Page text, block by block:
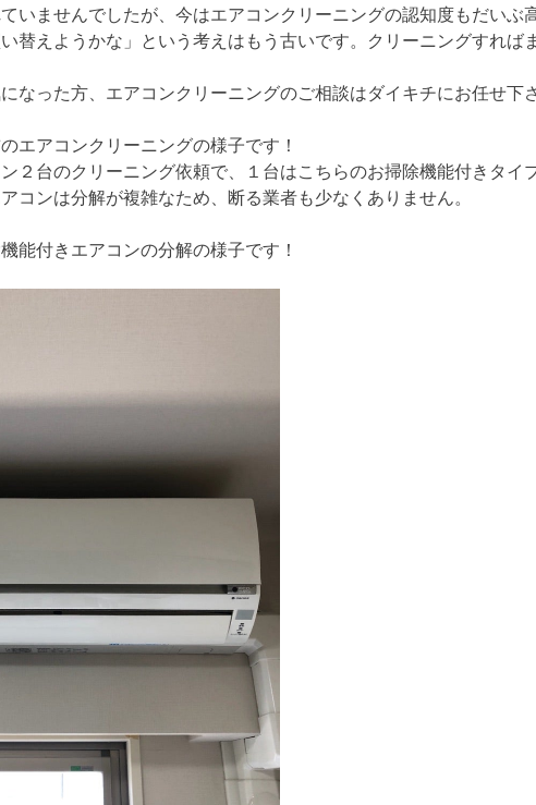
いませんでしたが、今はエアコンクリーニングの認知度もだいぶ
い替えようかな」という考えはもう古いです。クリーニングすれば
なった方、エアコンクリーニングのご相談はダイキチにお任せ下
エアコンクリーニングの様子です！
２台のクリーニング依頼で、１台はこちらのお掃除機能付きタイ
コンは分解が複雑なため、断る業者も少なくありません。
能付きエアコンの分解の様子です！